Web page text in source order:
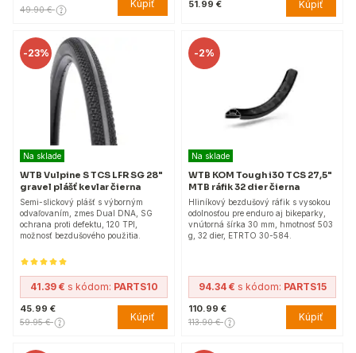
49.90 € Kúpiť 51.99 € Kúpiť
-23%
Na sklade
WTB Vulpine S TCS LFR SG 28"
gravel plášť kevlar čierna
Semi-slickový plášť s výborným
odvaľovaním, zmes Dual DNA, SG
ochrana proti defektu, 120 TPI,
možnosť bezdušového použitia.
41.39 € s kódom: PARTS10
45.99 €
59.95 € Kúpiť
-2%
Na sklade
WTB KOM Tough i30 TCS 27,5"
MTB ráfik 32 dier čierna
Hliníkový bezdušový ráfik s vysokou
odolnosťou pre enduro aj bikeparky,
vnútorná šírka 30 mm, hmotnosť 503
g, 32 dier, ETRTO 30-584.
94.34 € s kódom: PARTS15
110.99 €
113.90 € Kúpiť